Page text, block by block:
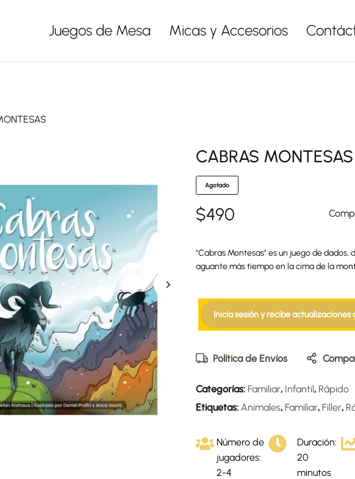
desde $1,500
Juegos de Mesa Micas y Accesorios
CABRAS MONTESAS
Agotado
$490
"Cabras Montesas" es un juego de
aguante más tiempo en la cima de la
Inicia sesión y recibe actualizaciones
Política de Envíos
Categorías: Familiar, Infantil, Rápido
Etiquetas: Animales, Familiar, Filler,
Número de
jugadores:
2-4
Duración:
20
minutos